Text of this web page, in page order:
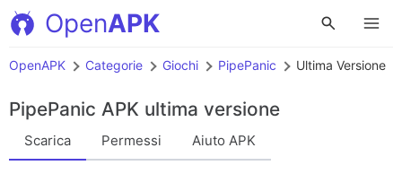
OpenAPK
OpenAPK Categorie Giochi PipePanic Ultima Versione
PipePanic APK ultima versione
Scarica Permessi Aiuto APK